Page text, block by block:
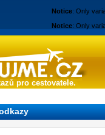
Notice: Only
Notice: Only
pro cestovatele.